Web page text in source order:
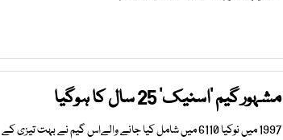
مشہور گیم ’اسنیک‘ 25 سال کا ہوگیا
1997 میں نوکیا 6110 میں شامل کیا جانے والےاس گیم نے بہت تیزی کے ساتھ عالمی سطح پر مقبولیت حاصل کی